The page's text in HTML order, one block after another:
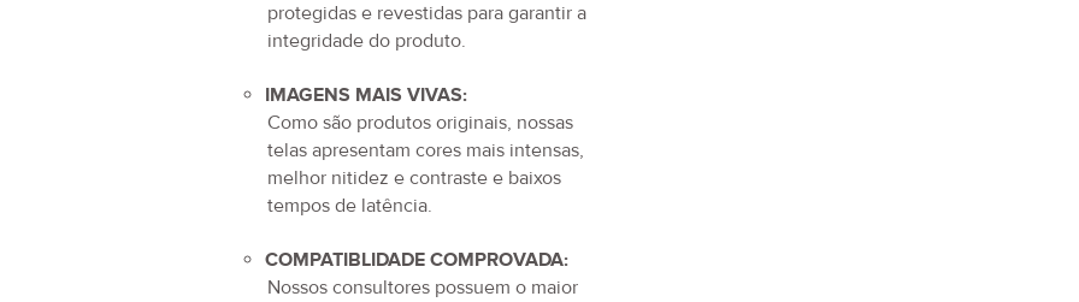
protegidas e revestidas para garantir a
integridade do produto.
IMAGENS MAIS VIVAS:
Como são produtos originais, nossas
telas apresentam cores mais intensas,
melhor nitidez e contraste e baixos
tempos de latência.
COMPATIBLIDADE COMPROVADA:
Nossos consultores possuem o maior